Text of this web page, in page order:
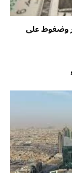
1% إلى 62,829.4 دولار وضغوط على